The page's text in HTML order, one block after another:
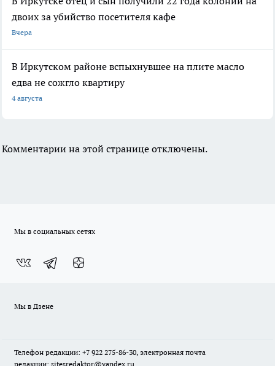
двоих за убийство посетителя кафе
Вчера
В Иркутском районе вспыхнувшее на плите масло
едва не сожгло квартиру
4 августа
Комментарии на этой странице отключены.
Мы в социальных сетях
Мы в Дзене
Телефон редакции: +7 922 275-86-30, электронная почта
редакции: sitesredaktor@yandex.ru